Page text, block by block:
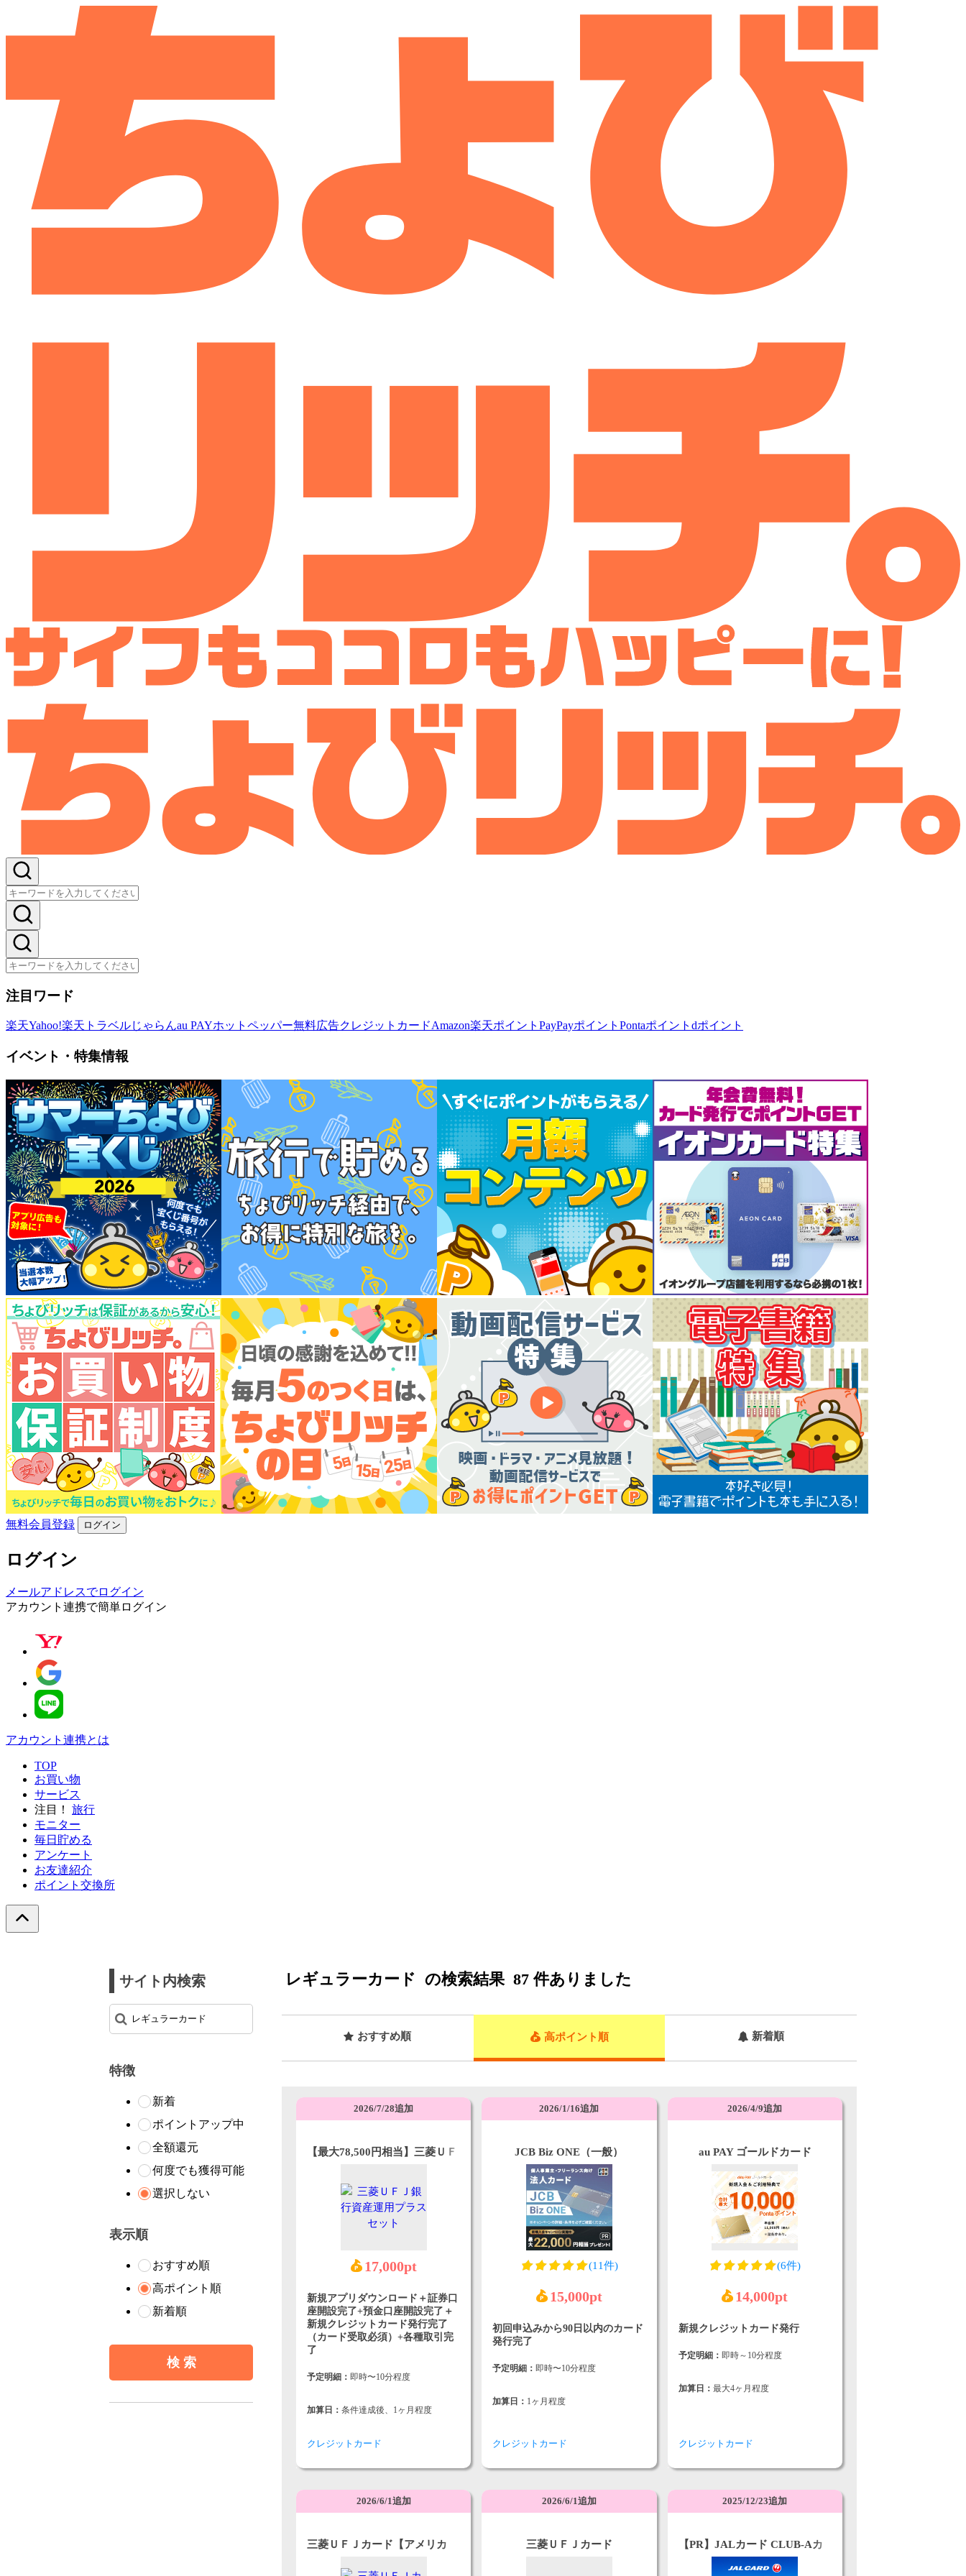
注目ワード
楽天Yahoo!楽天トラベルじゃらんau PAYホットペッパー無料広告クレジットカードAmazon楽天ポイント PayPayポイント Pontaポイント dポイント
イベント・特集情報
無料会員登録 ログイン
ログイン
メールアドレスでログイン
アカウント連携で簡単ログイン
アカウント連携とは
TOP
お買い物
サービス
注目！
旅行
モニター
毎日貯める
アンケート
お友達紹介
ポイント交換所
サイト内検索
特徴
新着
ポイントアップ中
全額還元
何度でも獲得可能
選択しない
表示順
おすすめ順
高ポイント順
新着順
レギュラーカード の検索結果 87 件ありました
おすすめ順 高ポイント順 新着順
2026/7/28追加
【最大78,500円相当】三菱ＵＦ
17,000pt
新規アプリダウンロード＋証券口
座開設完了+預金口座開設完了＋
新規クレジットカード発行完了
（カード受取必須）+各種取引完
了
予定明細： 即時〜10分程度
加算日： 条件達成後、1ヶ月程度
クレジットカード
2026/1/16追加
JCB Biz ONE（一般）
(11件)
15,000pt
初回申込みから90日以内のカード
発行完了
予定明細： 即時〜10分程度
加算日： 1ヶ月程度
クレジットカード
2026/4/9追加
au PAY ゴールドカード
(6件)
14,000pt
新規クレジットカード発行
予定明細： 即時～10分程度
加算日： 最大4ヶ月程度
クレジットカード
2026/6/1追加
三菱ＵＦＪカード【アメリカ
2026/6/1追加
三菱ＵＦＪカード
2025/12/23追加
【PR】JALカード CLUB-Aカ
ード／CLUB-Aゴールドカード